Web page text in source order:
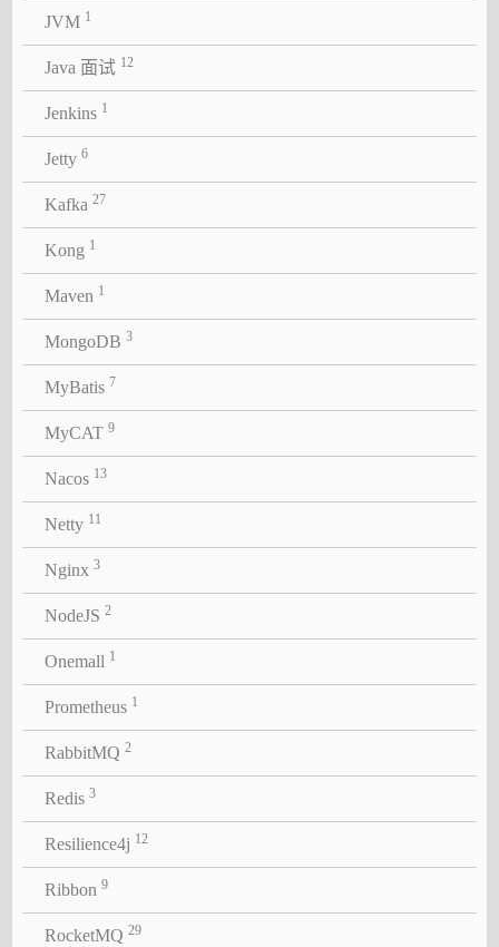
JVM 1
Java 面试 12
Jenkins 1
Jetty 6
Kafka 27
Kong 1
Maven 1
MongoDB 3
MyBatis 7
MyCAT 9
Nacos 13
Netty 11
Nginx 3
NodeJS 2
Onemall 1
Prometheus 1
RabbitMQ 2
Redis 3
Resilience4j 12
Ribbon 9
RocketMQ 29